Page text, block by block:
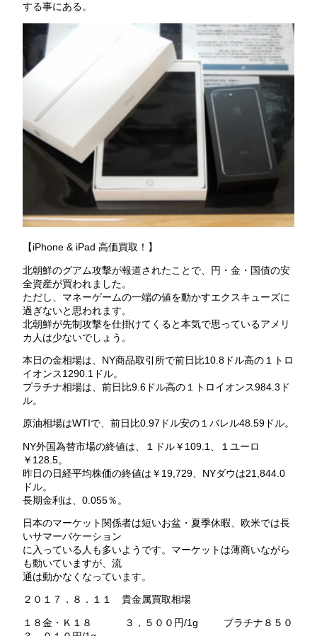
する事にある。
【iPhone & iPad 高価買取！】
北朝鮮のグアム攻撃が報道されたことで、円・金・国債の安
全資産が買われました。
ただし、マネーゲームの一端の値を動かすエクスキューズに
過ぎないと思われます。
北朝鮮が先制攻撃を仕掛けてくると本気で思っているアメリ
カ人は少ないでしょう。
本日の金相場は、NY商品取引所で前日比10.8ドル高の１トロ
イオンス1290.1ドル。
プラチナ相場は、前日比9.6ドル高の１トロイオンス984.3ド
ル。
原油相場はWTIで、前日比0.97ドル安の１バレル48.59ドル。
NY外国為替市場の終値は、１ドル￥109.1、１ユーロ
￥128.5。
昨日の日経平均株価の終値は￥19,729、NYダウは21,844.0
ドル。
長期金利は、0.055％。
日本のマーケット関係者は短いお盆・夏季休暇、欧米では長
いサマーバケーション
に入っている人も多いようです。マーケットは薄商いながら
も動いていますが、流
通は動かなくなっています。
２０１７．８．１１ 貴金属買取相場
１８金・Ｋ１８ ３，５００円/1g プラチナ８５０